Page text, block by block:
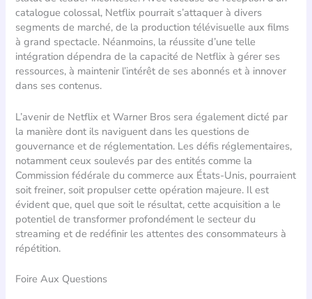
catalogue colossal, Netflix pourrait s’attaquer à divers
segments de marché, de la production télévisuelle aux films
à grand spectacle. Néanmoins, la réussite d’une telle
intégration dépendra de la capacité de Netflix à gérer ses
ressources, à maintenir l’intérêt de ses abonnés et à innover
dans ses contenus.
L’avenir de Netflix et Warner Bros sera également dicté par
la manière dont ils naviguent dans les questions de
gouvernance et de réglementation. Les défis réglementaires,
notamment ceux soulevés par des entités comme la
Commission fédérale du commerce aux États-Unis, pourraient
soit freiner, soit propulser cette opération majeure. Il est
évident que, quel que soit le résultat, cette acquisition a le
potentiel de transformer profondément le secteur du
streaming et de redéfinir les attentes des consommateurs à
répétition.
Foire Aux Questions